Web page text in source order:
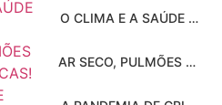
O CLIMA E A SAÚDE GLOBAL
AR SECO, PULMÕES SECOS, VIDAS SECAS!